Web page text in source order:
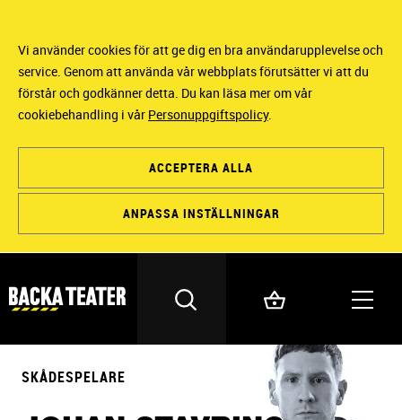
Vi använder cookies för att ge dig en bra användarupplevelse och
service. Genom att använda vår webbplats förutsätter vi att du
förstår och godkänner detta. Du kan läsa mer om vår
cookiebehandling i vår Personuppgiftspolicy.
ACCEPTERA ALLA
ANPASSA INSTÄLLNINGAR
SKÅDESPELARE